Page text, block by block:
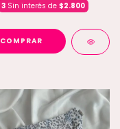
3 Sin interés de $2.800
COMPRAR